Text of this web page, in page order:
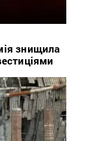
знищила